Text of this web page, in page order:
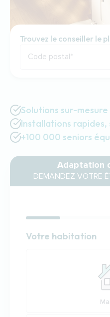
Trouvez le conseiller le
Code postal*
Solutions sur-mesure
Installations rapides,
+100 000 seniors
Adaptation
DEMANDEZ VOTRE
Habitation
Votre habitation